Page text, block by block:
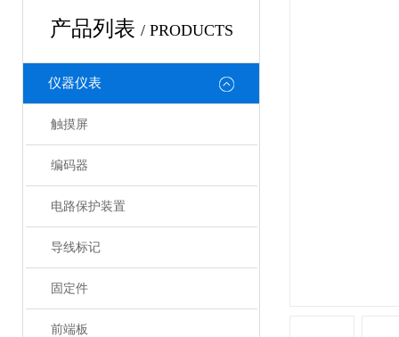
产品列表 / PRODUCTS
仪器仪表
触摸屏
编码器
电路保护装置
导线标记
固定件
前端板